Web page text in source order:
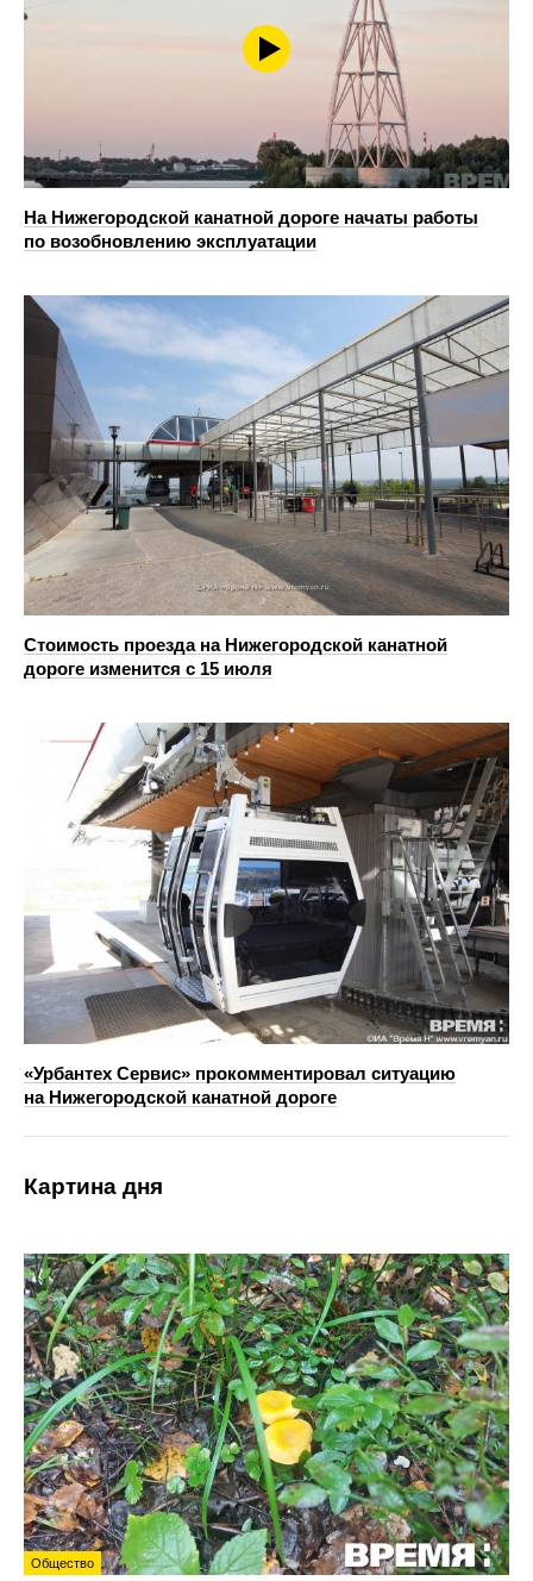
На Нижегородской канатной дороге начаты работы
по возобновлению эксплуатации
Стоимость проезда на Нижегородской канатной
дороге изменится с 15 июля
«Урбантех Сервис» прокомментировал ситуацию
на Нижегородской канатной дороге
Картина дня
Общество